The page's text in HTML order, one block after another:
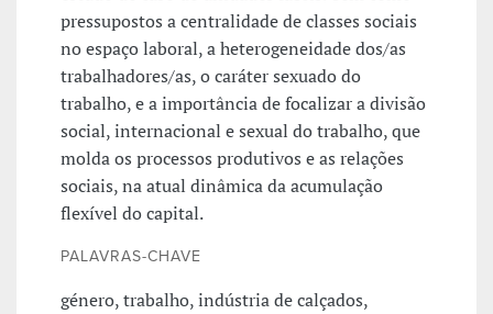
pressupostos a centralidade de classes sociais
no espaço laboral, a heterogeneidade dos/as
trabalhadores/as, o caráter sexuado do
trabalho, e a importância de focalizar a divisão
social, internacional e sexual do trabalho, que
molda os processos produtivos e as relações
sociais, na atual dinâmica da acumulação
flexível do capital.
PALAVRAS-CHAVE
género, trabalho, indústria de calçados,